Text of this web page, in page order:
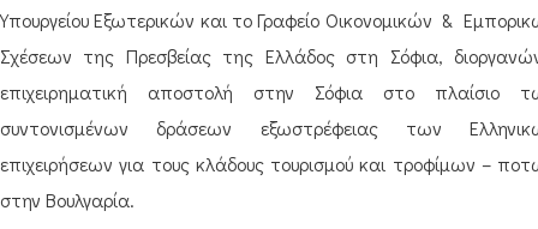
Υπουργείου Εξωτερικών και το Γραφείο Οικονομικών &
Σχέσεων της Πρεσβείας της Ελλάδος στη Σόφια,
επιχειρηματική αποστολή στην Σόφια στο πλαίσιο
συντονισμένων δράσεων εξωστρέφειας των
επιχειρήσεων για τους κλάδους τουρισμού και τροφίμων –
στην Βουλγαρία.